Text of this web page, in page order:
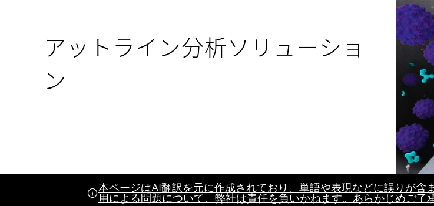
アットライン分析ソリューショ
ン
本ページはAI翻訳を元に作成されており、単語や表現などに誤りが
用による問題について、弊社は責任を負いかねます。あらかじめご了